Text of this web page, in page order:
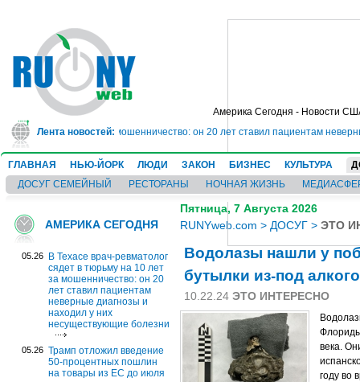
Америка Сегодня - Новости
Лента новостей:
на 10 лет за мошенничество: он 20 лет ставил пациентам неверные
ГЛАВНАЯ НЬЮ-ЙОРК ЛЮДИ ЗАКОН БИЗНЕС КУЛЬТУРА
ДОСУГ СЕМЕЙНЫЙ
РЕСТОРАНЫ НОЧНАЯ ЖИЗНЬ
АМЕРИКА СЕГОДНЯ
05.26
В Техасе врач-ревматолог
сядет в тюрьму на 10 лет
за мошенничество: он 20
лет ставил пациентам
неверные диагнозы и
находил у них
несуществующие болезни
05.26 Трамп отложил введение
50-процентных пошлин
на товары из ЕС до июля
Пятница, 7 Августа 2026
RUNYweb.com > ДОСУГ > ЭТО
Водолазы нашли у
бутылки из-под
10.22.24 ЭТО ИНТЕРЕСНО
века.
году во